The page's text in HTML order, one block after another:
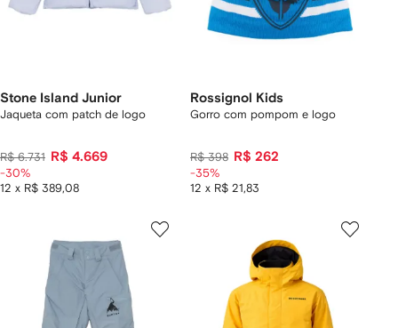
Stone Island Junior
Jaqueta com patch de logo
R$ 6.731 R$ 4.669
12 x R$ 389,08
-30%
Rossignol Kids
Gorro com pompom e logo
R$ 398 R$ 262
12 x R$ 21,83
-35%